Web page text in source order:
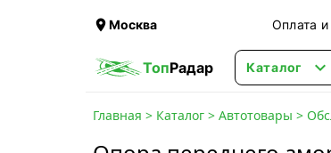
Москва Оплата
ТопРадар Каталог 
Главная > Каталог > Автотовары >